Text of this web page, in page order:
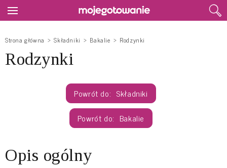
Strona główna Składniki Bakalie Rodzynki
Rodzynki
Składniki
Bakalie
Opis ogólny